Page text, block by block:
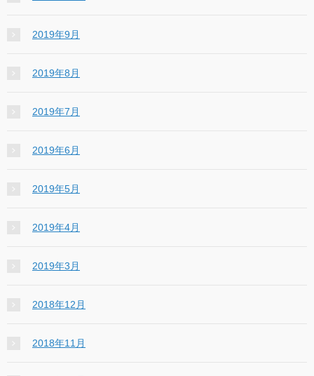
2019年9月
2019年8月
2019年7月
2019年6月
2019年5月
2019年4月
2019年3月
2018年12月
2018年11月